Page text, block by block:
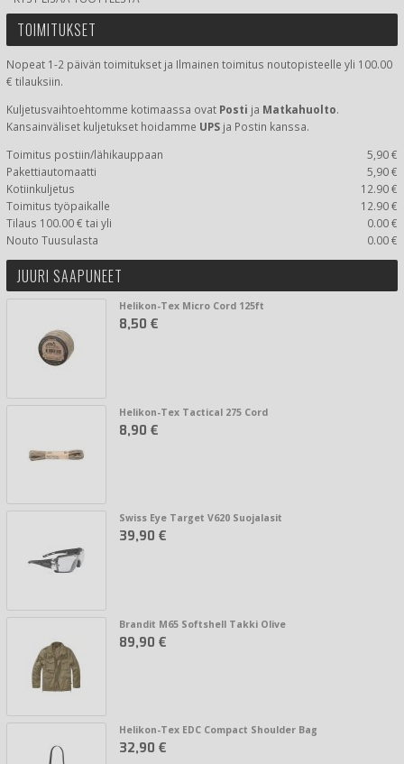
TOIMITUKSET
Nopeat 1-2 päivän toimitukset ja Ilmainen toimitus noutopisteelle yli 100.00
€ tilauksiin.
Kuljetusvaihtoehtomme kotimaassa ovat Posti ja Matkahuolto.
Kansainväliset kuljetukset hoidamme UPS ja Postin kanssa.
Toimitus postiin/lähikauppaan
5,90 €
Pakettiautomaatti
5,90 €
Kotiinkuljetus
12.90 €
Toimitus työpaikalle
12.90 €
Tilaus 100.00 € tai yli
0.00 €
Nouto Tuusulasta
0.00 €
JUURI SAAPUNEET
Helikon-Tex Micro Cord 125ft
8,50 €
Helikon-Tex Tactical 275 Cord
8,90 €
Swiss Eye Target V620 Suojalasit
39,90 €
Brandit M65 Softshell Takki Olive
89,90 €
Helikon-Tex EDC Compact Shoulder Bag
32,90 €